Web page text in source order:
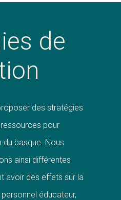
de
des stratégies
pour
du basque. Nous
ainsi différentes
avoir des effets sur la
éducateur,